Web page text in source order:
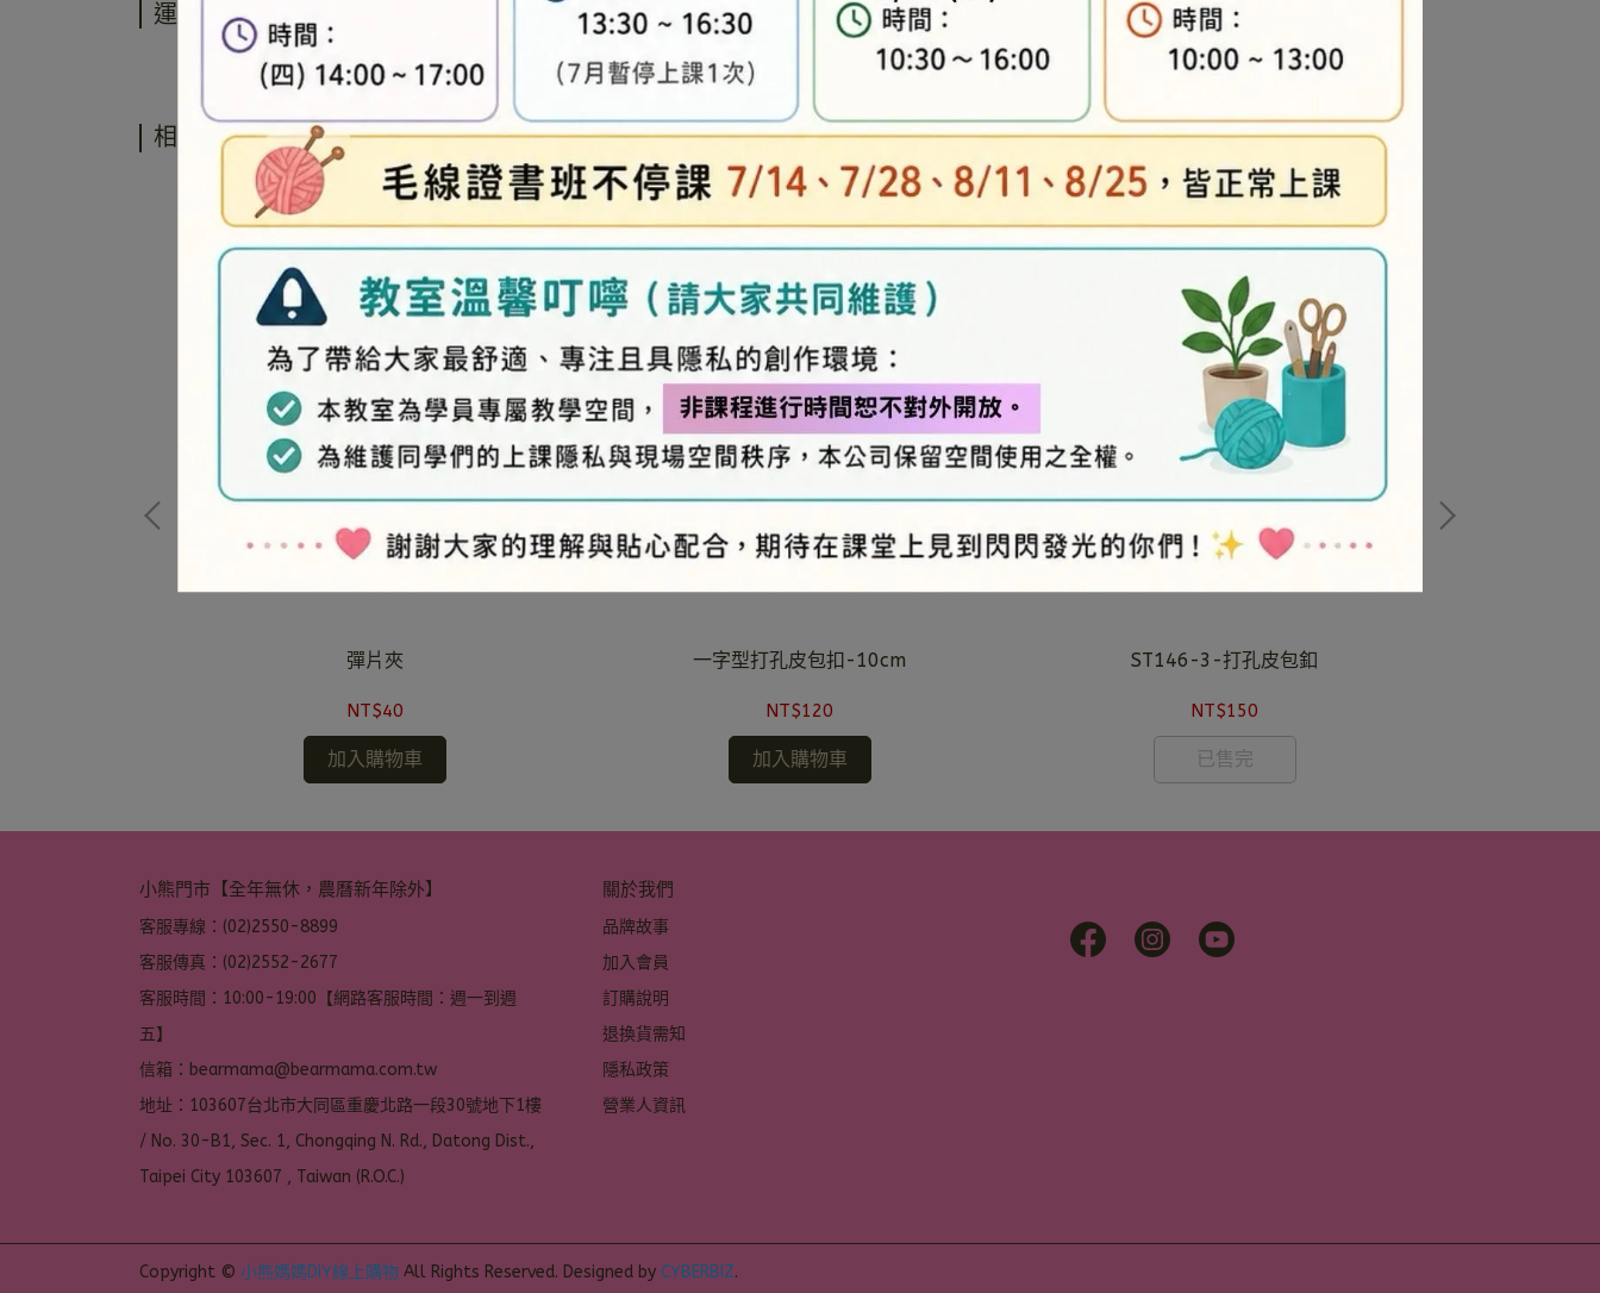
運送方式
相關商品
彈片夾
NT$40
加入購物車
一字型打孔皮包扣-10cm
NT$120
加入購物車
ST146-3-打孔皮包釦
NT$150
已售完
小熊門市【全年無休，農曆新年除外】
客服專線：(02)2550-8899
客服傳真：(02)2552-2677
客服時間：10:00-19:00【網路客服時間：週一到週
五】
信箱：bearmama@bearmama.com.tw
地址：103607台北市大同區重慶北路一段30號地下1樓
/ No. 30-B1, Sec. 1, Chongqing N. Rd., Datong Dist.,
Taipei City 103607 , Taiwan (R.O.C.)
關於我們
品牌故事
加入會員
訂購說明
退換貨需知
隱私政策
營業人資訊
Copyright © 小熊媽媽DIY線上購物 All Rights Reserved. Designed by CYBERBIZ.